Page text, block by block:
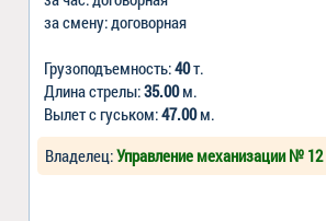
за смену: договорная
Грузоподъемность:40т.
Длина стрелы:35.00м.
Вылет с гуськом:47.00м.
Владелец:Управление механизации № 12